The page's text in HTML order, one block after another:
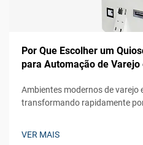
Por Que Escolher um
para Automação de Varejo
Ambientes modernos de varejo
transformando rapidamente
VER MAIS